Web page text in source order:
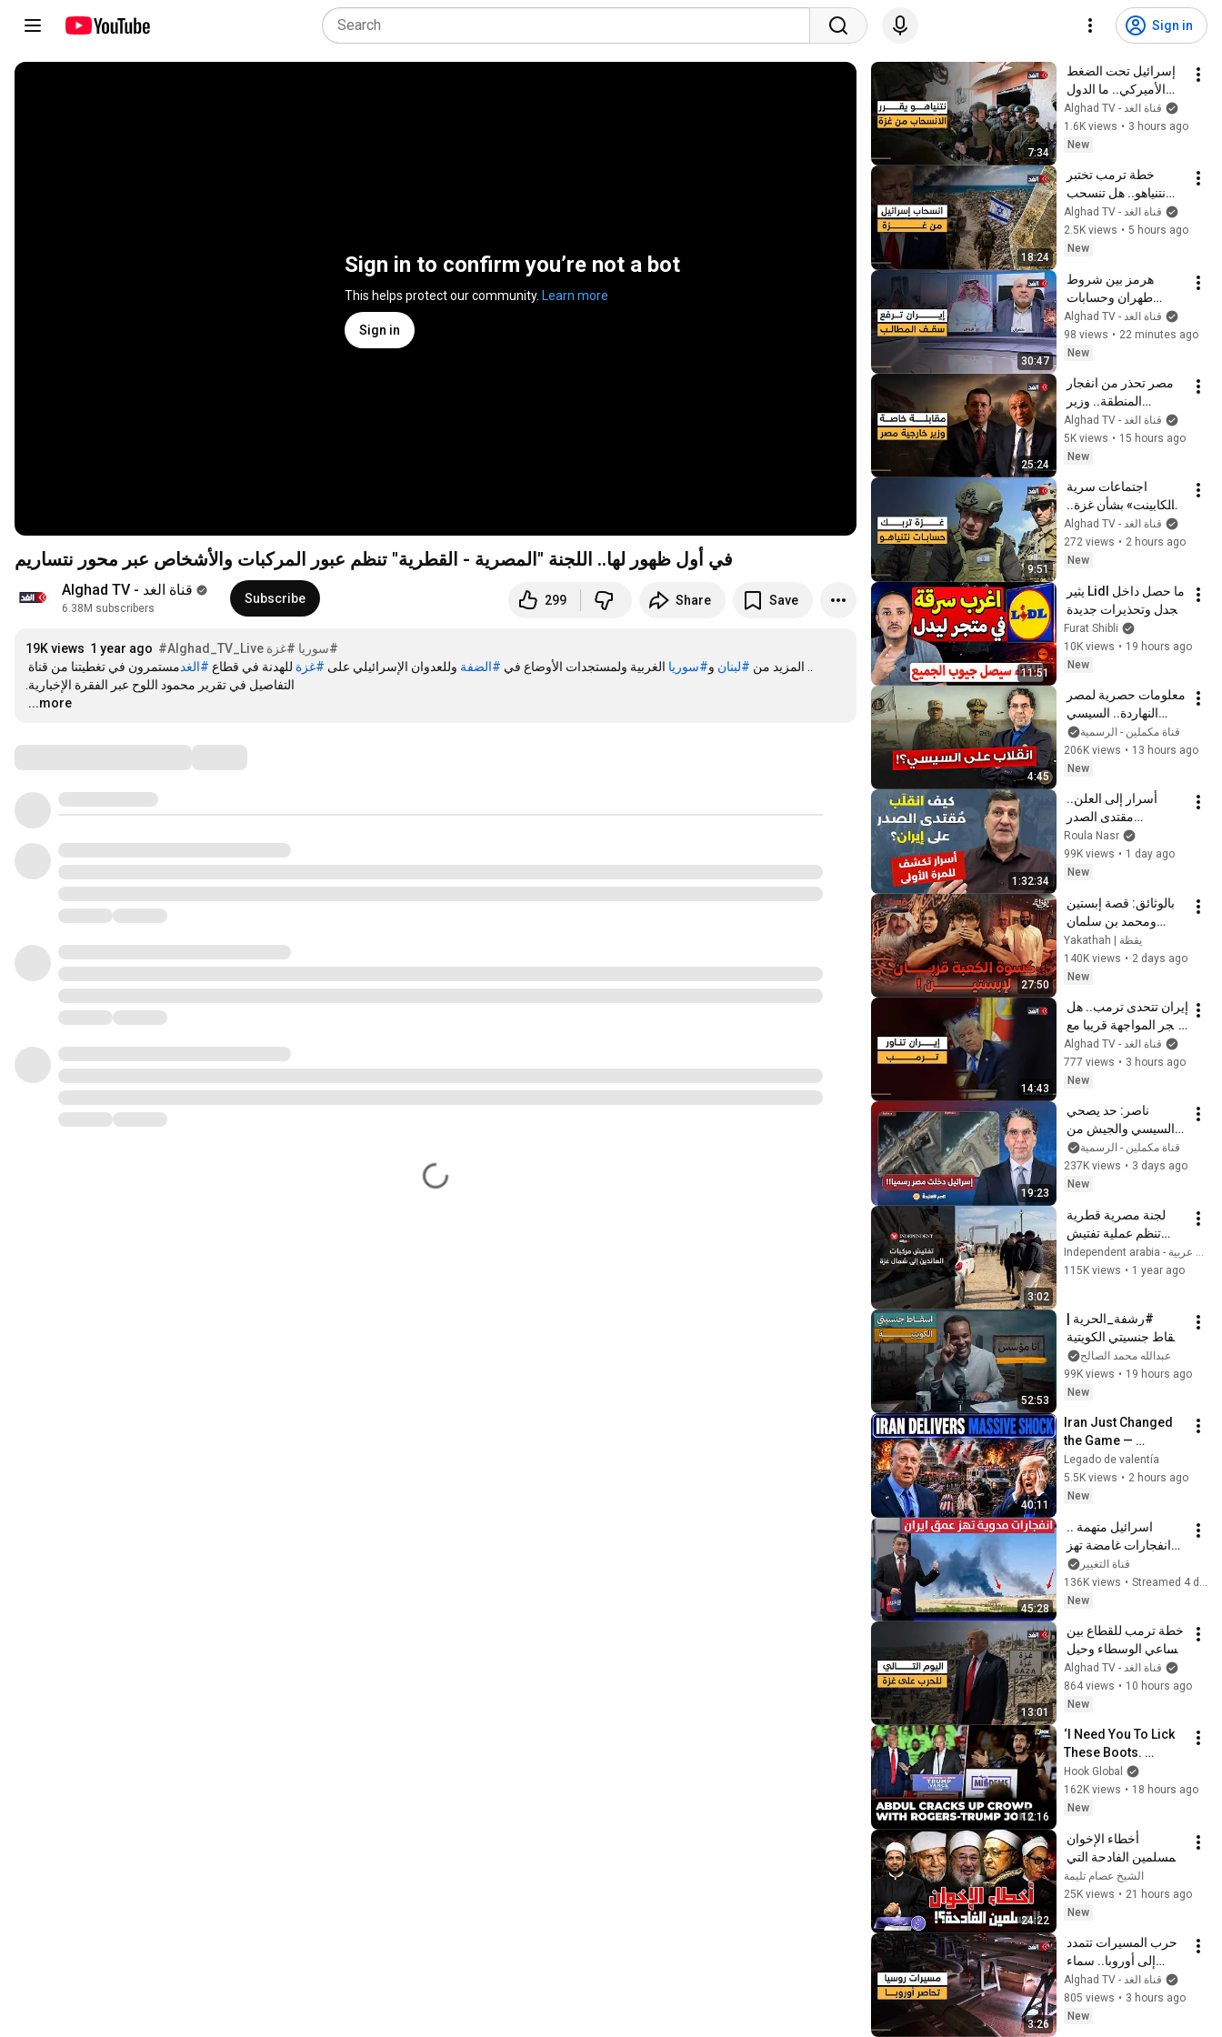
Sign in
Sign in to confirm you’re not a bot
This helps protect our community. Learn more
Sign in
في أول ظهور لها.. اللجنة "المصرية - القطرية" تنظم عبور المركبات والأشخاص عبر محور نتساريم
Alghad TV - قناة الغد
6.38M subscribers
Subscribe 299 Share Save
19K views 1 year ago #Alghad_TV_Live #غزة #سوريا
مستمرون في تغطيتنا من قناة #الغد للهدنة في قطاع #غزة وللعدوان الإسرائيلي على #الضفة الغربية ولمستجدات الأوضاع في #سوريا و #لبنان
…
...more
7:34
المشاركة في قوة
الاستقرار الدولية بغزة؟
Alghad TV - قناة الغد
1.6K views • 3 hours ago
New
18:24
إسرائيل من نقاط في
غزة؟
Alghad TV - قناة الغد
2.5K views • 5 hours ago
New
30:47
واشنطن.. هل تنجح
المفاوضات في تفكيك
عقدة المضيق؟
Alghad TV - قناة الغد
98 views • 22 minutes ago
New
25:24
الخارجية المصري يفتح
الملفات الساخنة في
مقابلة خاصة مع الغد
Alghad TV - قناة الغد
5K views • 15 hours ago
New
9:51
الانسحاب الإسرائيلي
ورقة انتخابية أم بداية
المرحلة الثانية؟
Alghad TV - قناة الغد
272 views • 2 hours ago
New
11:51
تمس الجميع!
Furat Shibli
10K views • 19 hours ago
New
4:45
يتصدى لانقلاب الجيش!!
قناة مكملين - الرسمية
206K views • 13 hours ago
New
1:32:34
وإسرائيل؟ نصرالله
رفض اغتياله وخامنئي
Roula Nasr
99K views • 1 day ago
New
27:50
الكاملة | فسادستان
يقظة | Yakathah
140K views • 2 days ago
New
14:43
أميركا من جديد؟
Alghad TV - قناة الغد
777 views • 3 hours ago
New
19:23
دخلت مصر رسميا!!
قناة مكملين - الرسمية
237K views • 3 days ago
New
3:02
مركبات العائدين إلى
شمال غزة
115K views • 1 year ago
52:53
569عبدالله محمد الصالح
99K views • 19 hours ago
New
40:11
Iran Just Changed
the Game —
America Faces a
Strategic Shock |
Col Macgregor
Legado de valentía
5.5K views • 2 hours ago
New
45:28
السطر
قناة التغيير
136K views •
New
13:01
إسرائيل في سبيل
إفشالها
Alghad TV - قناة الغد
864 views • 10 hours ago
New
12:16
‘I Need You To Lick
These Boots.
Roger!’: El-Sayed
Torches Mike
Rogers, Mocks His
Hook Global
162K views • 18 hours ago
New
24:22
ارتكبوها وجعلت
الشعراوي والغزالي
الشيخ عصام تليمة
25K views • 21 hours ago
New
3:26
«الناتو» في مرمى
النيران الروسية
Alghad TV - قناة الغد
805 views • 3 hours ago
New